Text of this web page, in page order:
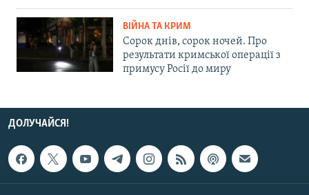
ВІЙНА ТА КРИМ
Сорок днів, сорок ночей. Про
результати кримської операції з
примусу Росії до миру
ДОЛУЧАЙСЯ!